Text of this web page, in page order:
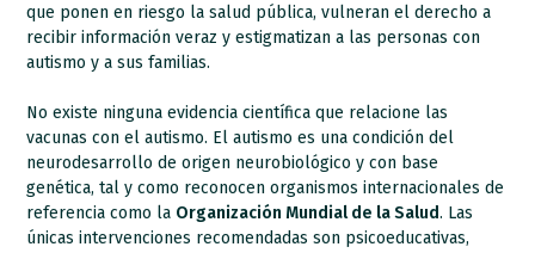
que ponen en riesgo la salud pública, vulneran el derecho a
recibir información veraz y estigmatizan a las personas con
autismo y a sus familias.
No existe ninguna evidencia científica que relacione las
vacunas con el autismo. El autismo es una condición del
neurodesarrollo de origen neurobiológico y con base
genética, tal y como reconocen organismos internacionales de
referencia como la Organización Mundial de la Salud. Las
únicas intervenciones recomendadas son psicoeducativas,